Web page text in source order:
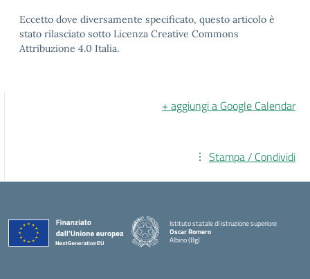
Eccetto dove diversamente specificato, questo articolo è
stato rilasciato sotto Licenza Creative Commons
Attribuzione 4.0 Italia.
+ aggiungi a Google Calendar
Stampa / Condividi
Istituto statale di istruzione superiore
Oscar Romero
Albino (Bg)